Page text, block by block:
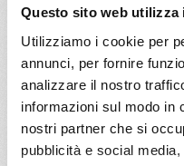
Questo sito web utilizza
Utilizziamo i cookie per
annunci, per fornire
analizzare il nostro
informazioni sul modo in
nostri partner che si
pubblicità e social
€ 573
29/10/2027
€ 563
a